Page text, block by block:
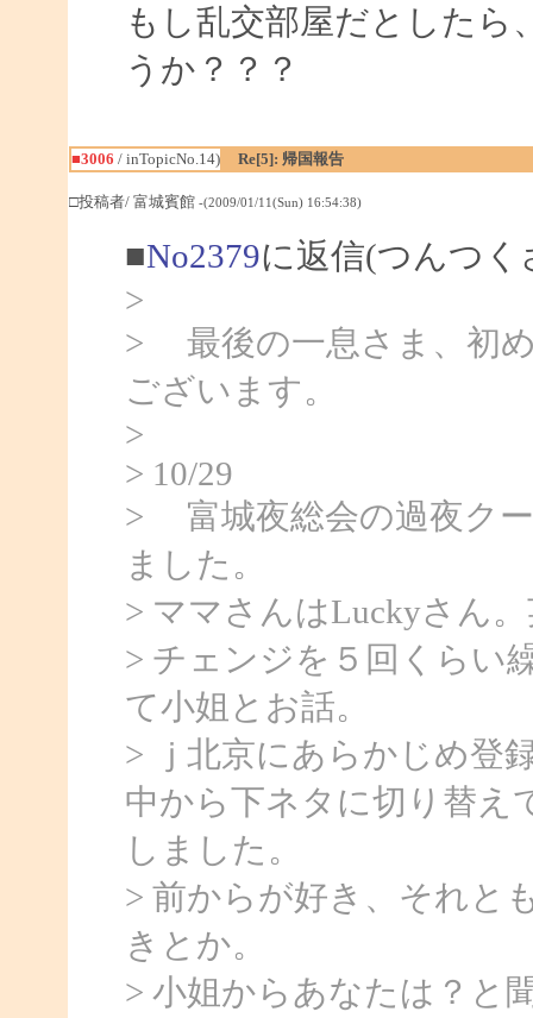
もし乱交部屋だとしたら
うか？？？
■3006 / inTopicNo.14) Re[5]: 帰国報告
□投稿者/ 富城賓館 -(2009/01/11(Sun) 16:54:38)
■No2379に返信(つんつく
>
> 最後の一息さま、初
ございます。
>
> 10/29
> 富城夜総会の過夜ク
ました。
> ママさんはLuckyさん
> チェンジを５回くらい
て小姐とお話。
> ｊ北京にあらかじめ登
中から下ネタに切り替え
しました。
> 前からが好き、それと
きとか。
> 小姐からあなたは？と